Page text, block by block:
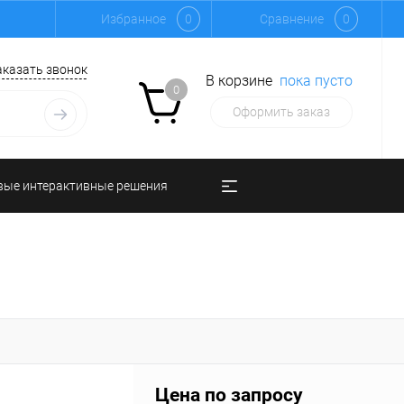
Избранное 0 Сравнение 0
звонок
0
В корзине пока пусто
Оформить заказ
интерактивные решения
Цена по запросу